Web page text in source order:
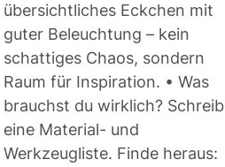
übersichtliches Eckchen mit
guter Beleuchtung – kein
schattiges Chaos, sondern
Raum für Inspiration. • Was
brauchst du wirklich? Schreib
eine Material- und
Werkzeugliste. Finde heraus: